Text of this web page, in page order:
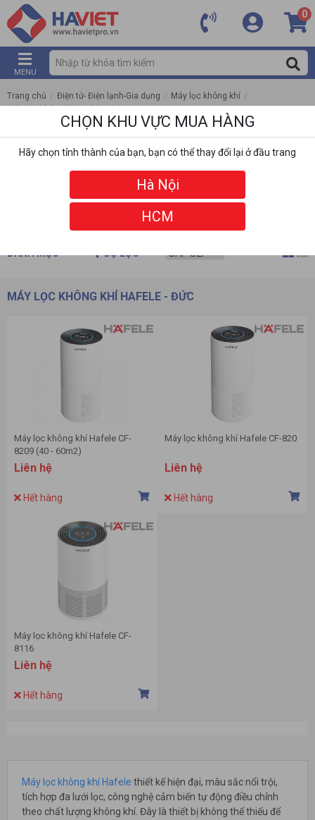
0
MENU
Trang chủ / Điện tử- Điện lạnh-Gia dụng / Máy lọc không khí /
Máy lọc không khí Hafele - Đức
DANH MỤC BỘ LỌC
MÁY LỌC KHÔNG KHÍ HAFELE - ĐỨC
Máy lọc không khí Hafele CF-
8209 (40 - 60m2)
Liên hệ
Hết hàng
Máy lọc không khí Hafele CF-820
Liên hệ
Hết hàng
Máy lọc không khí Hafele CF-
8116
Liên hệ
Hết hàng
Máy lọc không khí Hafele thiết kế hiện đại, màu sắc nổi trội,
tích hợp đa lưới lọc, công nghệ cảm biến tự động điều chỉnh
theo chất lượng không khí. Đây là thiết bị không thể thiếu để
CHỌN KHU VỰC MUA HÀNG
Hãy chọn tỉnh thành của bạn, bạn có thể thay đổi lại ở đầu trang
Hà Nội
HCM